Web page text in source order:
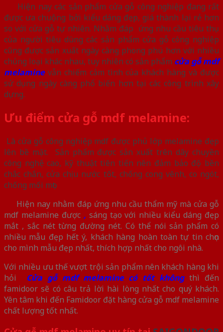
Hiện nay các sản phẩm cửa gỗ công nghiệp đang rất
được ưa chuộng bởi kiểu dáng đẹp, giá thành lại rẻ hơn
so với cửa gỗ tự nhiên. Nhằm đáp ứng nhu cầu tiêu thụ
của người tiêu dùng các sản phẩm cửa gỗ công nghiệp
cũng được sản xuất ngày càng phong phú hơn với nhiều
chủng loại khác nhau, tuy nhiên có sản phẩm cửa gỗ mdf
melaminevẫn chiếm cảm tình của khách hàng và được
sử dụng ngày càng phổ biến hơn tại các công trình xây
dựng.
Ưu điểm cửa gỗ mdf melamine:
Là cửa gỗ công nghiệp mdf được phủ lớp melamine đẹp
lên bề mặt. Sản phẩm được sản xuất trên dây chuyền
công nghệ cao, kỹ thuật tiên tiến nên đảm bảo độ bền
chắc chắn, cửa chịu nước tốt, chống cong vênh, co ngót,
chống mối mọt.
Hiện nay nhằm đáp ứng nhu cầu thẩm mỹ mà cửa gỗ
mdf melamine được , sáng tạo với nhiều kiểu dáng đẹp
mắt , sắc nét từng đường nét. Có thể nói sản phẩm có
nhiều mẫu đẹp hết ý, khách hàng hoàn toàn tự tin chọn
cho mình mẫu đẹp nhất, thích hợp nhất cho ngôi nhà.
Với nhiều ưu thế vượt trội sản phẩm nên khách hàng khi
hỏi Cửa gỗ mdf melamine có tốt khôngthì đến
famidoor sẽ có câu trả lời hài lòng nhất cho quý khách.
Yên tâm khi đến Famidoor đặt hàng cửa gỗ mdf melamine
chất lượng tốt nhất.